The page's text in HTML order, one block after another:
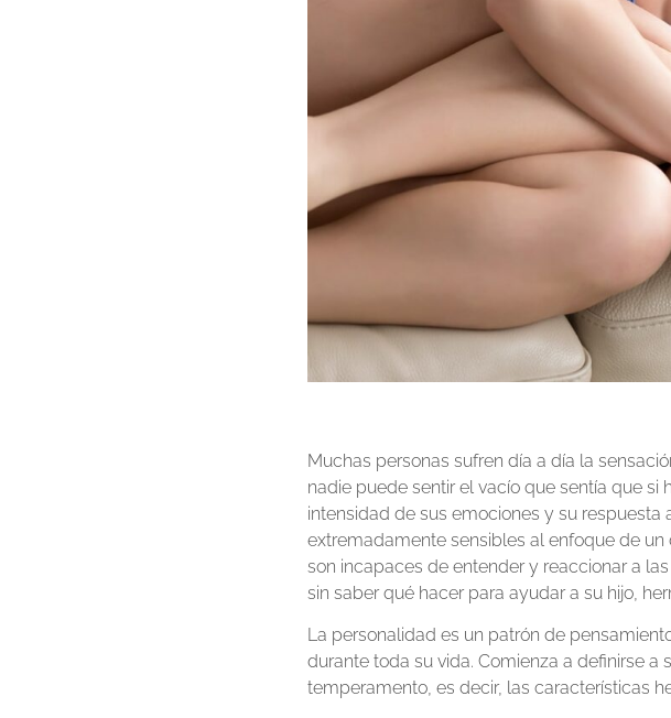
Muchas personas sufren día a día la
nadie puede sentir el vacío que sentía que
intensidad de sus emociones y su
extremadamente sensibles al enfoque de
son incapaces de entender y reaccionar a
sin saber qué hacer para ayudar a su hijo,
La personalidad es un patrón de
durante toda su vida. Comienza a definirse
temperamento, es decir, las características